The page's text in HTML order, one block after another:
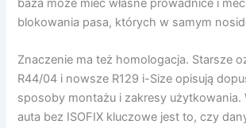
baza może mieć własne prowadnice i
blokowania pasa, których w samym
Znaczenie ma też homologacja. Starsze
R44/04 i nowsze R129 i-Size opisują
sposoby montażu i zakresy użytkowania.
auta bez ISOFIX kluczowe jest to, czy